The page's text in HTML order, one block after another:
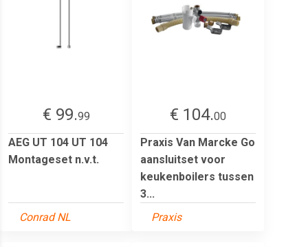
€ 99.99
AEG UT 104 UT 104
Montageset n.v.t.
Conrad NL
€ 104.00
Praxis Van Marcke Go
aansluitset voor
keukenboilers tussen
3...
Praxis